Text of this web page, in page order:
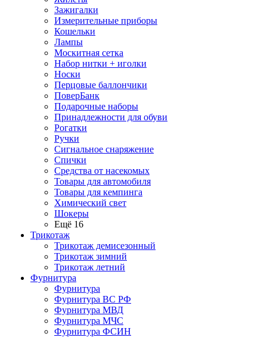
Зажигалки
Измерительные приборы
Кошельки
Лампы
Москитная сетка
Набор нитки + иголки
Носки
Перцовые баллончики
ПоверБанк
Подарочные наборы
Принадлежности для обуви
Рогатки
Ручки
Сигнальное снаряжение
Спички
Средства от насекомых
Товары для автомобиля
Товары для кемпинга
Химический свет
Шокеры
Ещё 16
Трикотаж
Трикотаж демисезонный
Трикотаж зимний
Трикотаж летний
Фурнитура
Фурнитура
Фурнитура ВС РФ
Фурнитура МВД
Фурнитура МЧС
Фурнитура ФСИН